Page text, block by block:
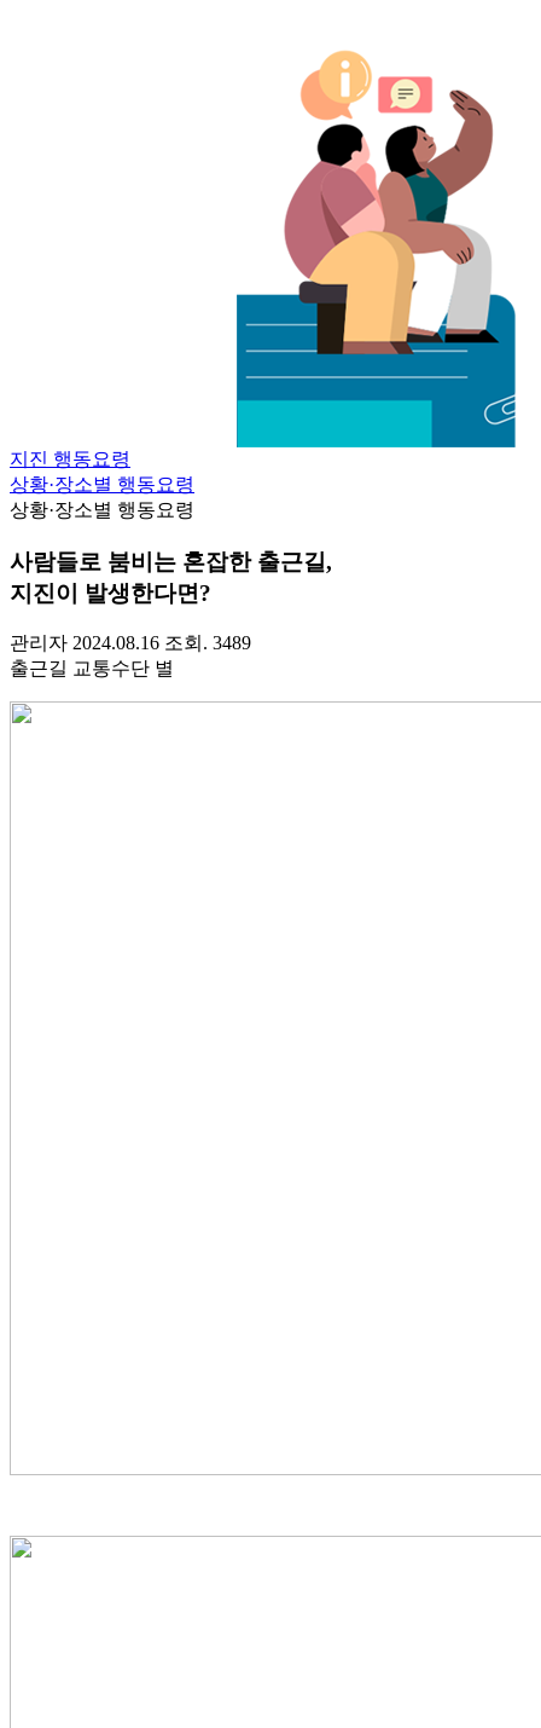
지진 행동요령
상황·장소별 행동요령
상황·장소별 행동요령
사람들로 붐비는 혼잡한 출근길,
지진이 발생한다면?
관리자 2024.08.16 조회. 3489
출근길 교통수단 별